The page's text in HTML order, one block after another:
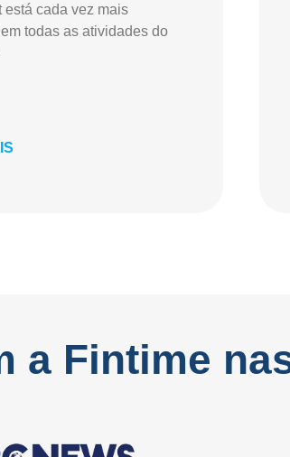
está cada vez mais
todas as atividades do
a Fintime